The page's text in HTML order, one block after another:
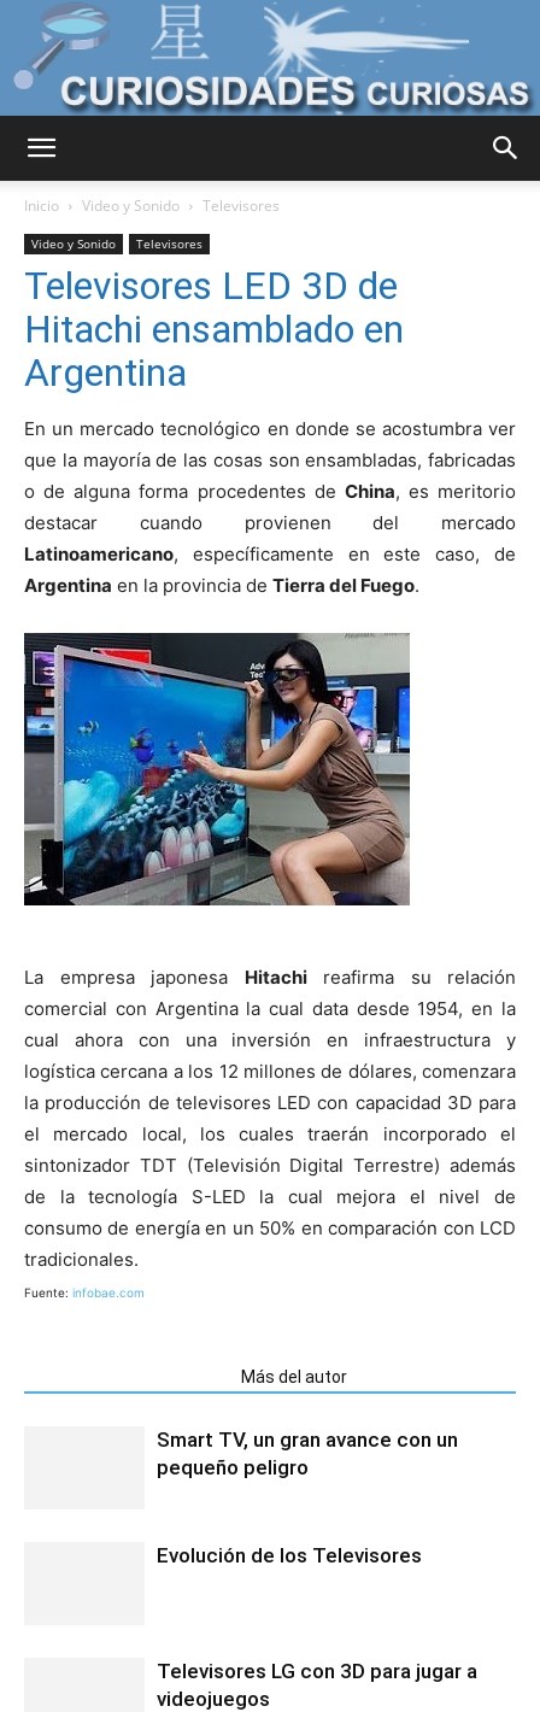
Curiosas
Mundo
Inicio Video y Sonido Televisores
Video y Sonido Televisores
Televisores LED 3D de
Hitachi ensamblado en
Argentina
En un mercado tecnológico en donde se acostumbra ver
que la mayoría de las cosas son ensambladas, fabricadas
o de alguna forma procedentes de China, es meritorio
destacar cuando provienen del mercado
Latinoamericano, específicamente en este caso, de
Argentina en la provincia de Tierra del Fuego.
La empresa japonesa Hitachireafirma su relación
comercial con Argentina la cual data desde 1954, en la
cual ahora con una inversión en infraestructura y
logística cercana a los 12 millones de dólares, comenzara
la producción de televisores LED con capacidad 3D para
el mercado local, los cuales traerán incorporado el
sintonizador TDT (Televisión Digital Terrestre) además
de la tecnología S-LED la cual mejora el nivel de
consumo de energía en un 50% en comparación con LCD
tradicionales.
Fuente: infobae.com
Más del autor
Smart TV, un gran avance con un
pequeño peligro
Evolución de los Televisores
Televisores LG con 3D para jugar a
videojuegos